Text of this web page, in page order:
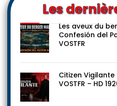
Les
Les aveux du
Confesión del
VOSTFR
Citizen
VOSTFR – HD